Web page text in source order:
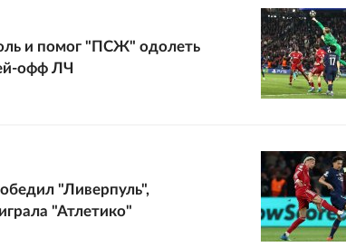
и помог "ПСЖ" одолеть
офф ЛЧ
"Ливерпуль",
"Атлетико"